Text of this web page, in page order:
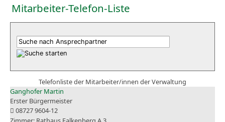
Mitarbeiter-Telefon-Liste
Telefonliste der Mitarbeiter/innen der Verwaltung
Ganghofer Martin
Erster Bürgermeister
08727 9604-12